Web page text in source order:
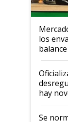
los
hay
la
Se